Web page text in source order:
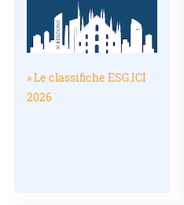
» Le classifiche ESG.ICI
2026